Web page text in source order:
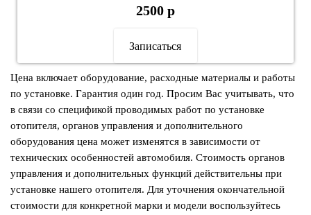
2500 р
Записаться
Цена включает оборудование, расходные материалы и работы
по установке. Гарантия один год. Просим Вас учитывать, что
в связи со спецификой проводимых работ по установке
отопителя, органов управления и дополнительного
оборудования цена может изменятся в зависимости от
технических особенностей автомобиля. Стоимость органов
управления и дополнительных функций действительны при
установке нашего отопителя. Для уточнения окончательной
стоимости для конкретной марки и модели воспользуйтесь